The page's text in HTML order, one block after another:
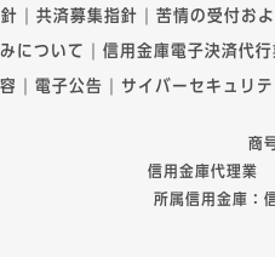
共済募集指針 苦情の受付お
について 信用金庫電子決済代
電子公告 サイバーセキュリ
商
信用金庫代理業
所属信用金庫